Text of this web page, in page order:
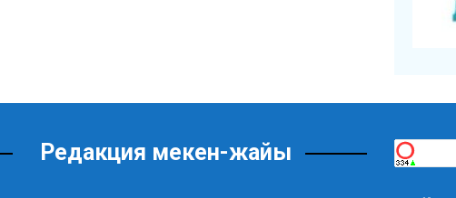
Редакция мекен-жайы